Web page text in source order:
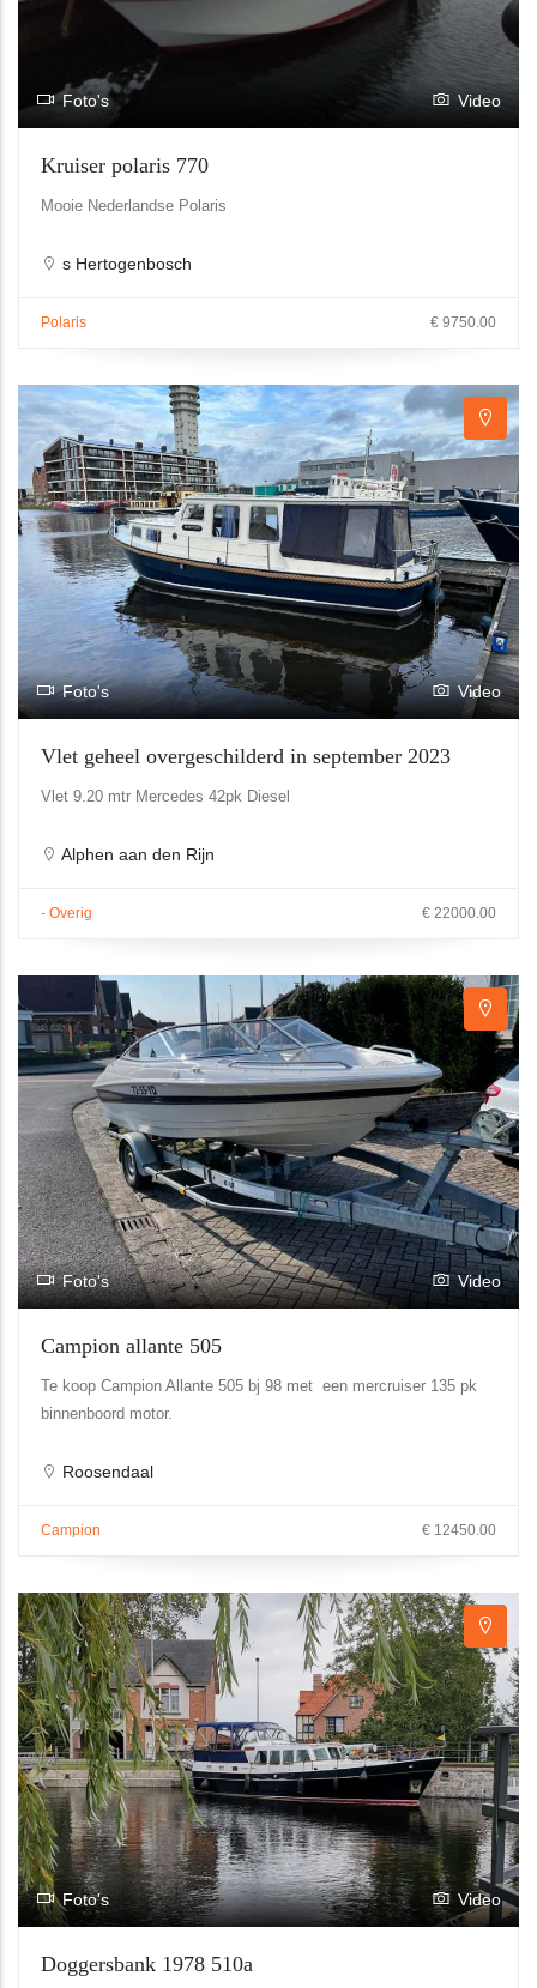
Foto's Video
Kruiser polaris 770
Mooie Nederlandse Polaris
s Hertogenbosch
Polaris € 9750.00
Foto's Video
Vlet geheel overgeschilderd in september 2023
Vlet 9.20 mtr Mercedes 42pk Diesel
Alphen aan den Rijn
- Overig € 22000.00
Foto's Video
Campion allante 505
Te koop Campion Allante 505 bj 98 met een mercruiser 135 pk
binnenboord motor.
Roosendaal
Campion € 12450.00
Foto's Video
Doggersbank 1978 510a